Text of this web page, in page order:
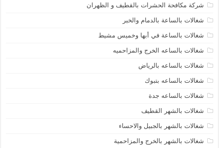
شركة مكافحة الحشرات بالقطيف و الظهران
شغالات بالساعة بالدمام والخبر
شغالات بالساعة في أبها وخميس مشيط
شغالات بالساعه الخرج والمزاحميه
شغالات بالساعه بالرياض
شغالات بالساعه بتبوك
شغالات بالساعه جدة
شغالات بالشهر القطيف
شغالات بالشهر بالجبيل والاحساء
شغالات بالشهر بالخرج والمزاحمية